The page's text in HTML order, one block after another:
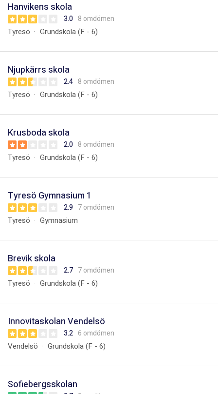
Hanvikens skola
3.0 8 omdömen
Tyresö Grundskola (F - 6)
Njupkärrs skola
2.4 8 omdömen
Tyresö Grundskola (F - 6)
Krusboda skola
2.0 8 omdömen
Tyresö Grundskola (F - 6)
Tyresö Gymnasium 1
2.9 7 omdömen
Tyresö Gymnasium
Brevik skola
2.7 7 omdömen
Tyresö Grundskola (F - 6)
Innovitaskolan Vendelsö
3.2 6 omdömen
Vendelsö Grundskola (F - 6)
Sofiebergsskolan